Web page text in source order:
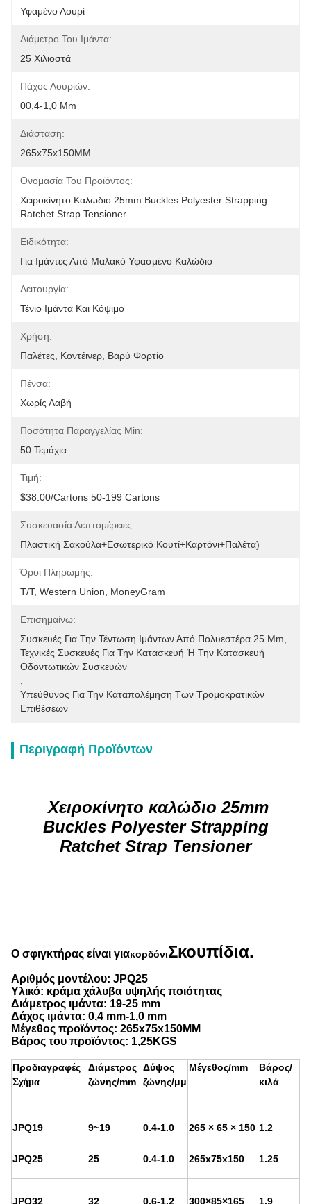
Υφαμένο Λουρί
Διάμετρο Του Ιμάντα:
25 Χιλιοστά
Πάχος Λουριών:
00,4-1,0 Mm
Διάσταση:
265x75x150MM
Ονομασία Του Προϊόντος:
Χειροκίνητο Καλώδιο 25mm Buckles Polyester Strapping
Ratchet Strap Tensioner
Ειδικότητα:
Για Ιμάντες Από Μαλακό Υφασμένο Καλώδιο
Λειτουργία:
Τένιο Ιμάντα Και Κόψιμο
Χρήση:
Παλέτες, Κοντέινερ, Βαρύ Φορτίο
Πένσα:
Χωρίς Λαβή
Ποσότητα Παραγγελίας Min:
50 Τεμάχια
Τιμή:
$38.00/cartons 50-199 Cartons
Συσκευασία Λεπτομέρειες:
Πλαστική Σακούλα+εσωτερικό Κουτί+καρτόνι+παλέτα)
Όροι Πληρωμής:
T/T, Western Union, MoneyGram
Επισημαίνω:
Συσκευές Για Την Τέντωση Ιμάντων Από Πολυεστέρα 25 Mm
Τεχνικές Συσκευές Για Την Κατασκευή Ή Την Κατασκευή
Οδοντωτικών Συσκευών
Υπεύθυνος Για Την Καταπολέμηση Των Τρομοκρατικών
Επιθέσεων
Περιγραφή Προϊόντων
Χειροκίνητο καλώδιο 25mm
Buckles Polyester Strapping
Ratchet Strap Tensioner
Ο σφιγκτήρας είναι γιακορδόνιΣκουπίδια.
Αριθμός μοντέλου: JPQ25
Υλικό: κράμα χάλυβα υψηλής ποιότητας
Διάμετρος ιμάντα: 19-25 mm
Δάχος ιμάντα: 0,4 mm-1,0 mm
Μέγεθος προϊόντος: 265x75x150MM
Βάρος του προϊόντος: 1,25KGS
Προδιαγραφές
Σχήμα
Διάμετρος
ζώνης/mm
Δύψος
ζώνης/μμ
Μέγεθος/mm
Βάρος/
κιλά
JPQ19 9~19 0.4-1.0 265 × 65 × 150 1.2
JPQ25 25 0.4-1.0 265x75x150 1.25
JPQ32 32 0.6-1.2 300×85×165 1.9